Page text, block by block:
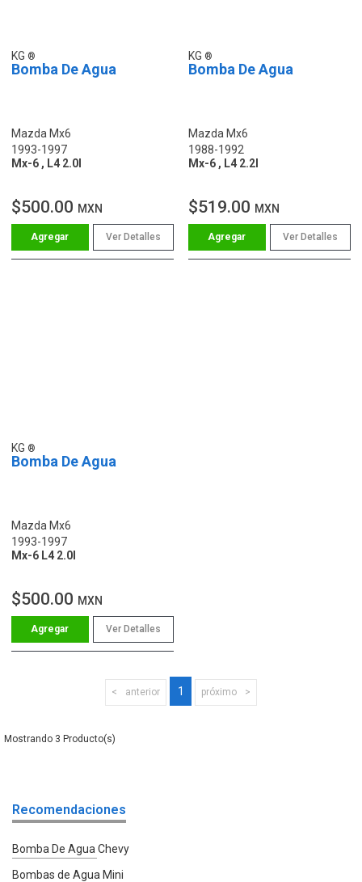
KG
Bomba De Agua
Mazda Mx6
1993-1997
Mx-6 , L4 2.0l
$500.00 MXN
Ver Detalles
KG
Bomba De Agua
Mazda Mx6
1988-1992
Mx-6 , L4 2.2l
$519.00 MXN
Ver Detalles
KG
Bomba De Agua
Mazda Mx6
1993-1997
Mx-6 L4 2.0l
$500.00 MXN
Ver Detalles
anterior 1 próximo
3
Recomendaciones
Bomba De Agua Chevy
Bombas de Agua Mini